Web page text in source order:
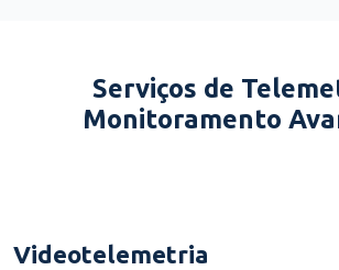
Serviços de
Monitoramento
Videotelemetria